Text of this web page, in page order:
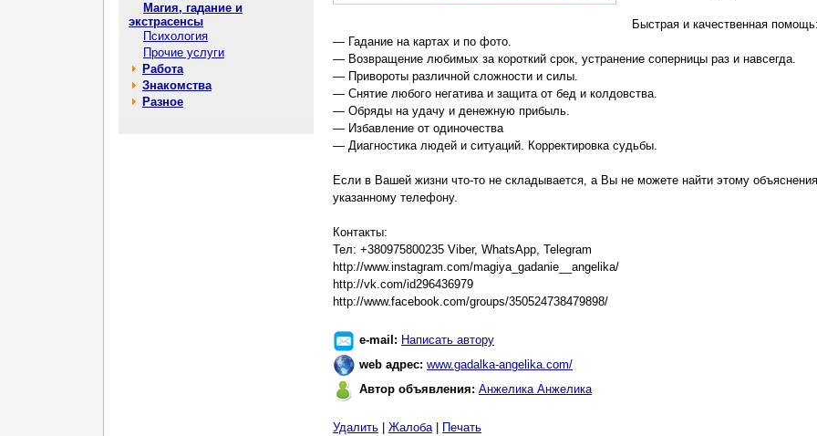
Магия, гадание и
экстрасенсы
Психология
Прочие услуги
Работа
Знакомства
Разное
Быстрая и качественная
— Гадание на картах и по фото.
— Возвращение любимых за короткий срок, устранение соперницы раз и навсегда.
— Привороты различной сложности и силы.
— Снятие любого негатива и защита от бед и колдовства.
— Обряды на удачу и денежную прибыль.
— Избавление от одиночества
— Диагностика людей и ситуаций. Корректировка судьбы.
Если в Вашей жизни что-то не складывается, а Вы не можете найти этому
указанному телефону.
Контакты:
Тел: +380975800235 Viber, WhatsApp, Telegram
http://www.instagram.com/magiya_gadanie__angelika/
http://vk.com/id296436979
http://www.facebook.com/groups/350524738479898/
e-mail: Написать автору
web адрес: www.gadalka-angelika.com/
Автор объявления: Анжелика Анжелика
Удалить Жалоба| Печать